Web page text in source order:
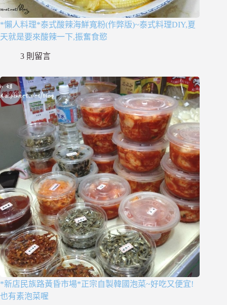
*懶人料理*泰式酸辣海鮮寬粉(作弊版)~泰式料理DIY,夏
天就是要來酸辣一下,振奮食慾
3 則留言
*新店民族路黃昏市場*正宗自製韓國泡菜~好吃又便宜!
也有素泡菜喔